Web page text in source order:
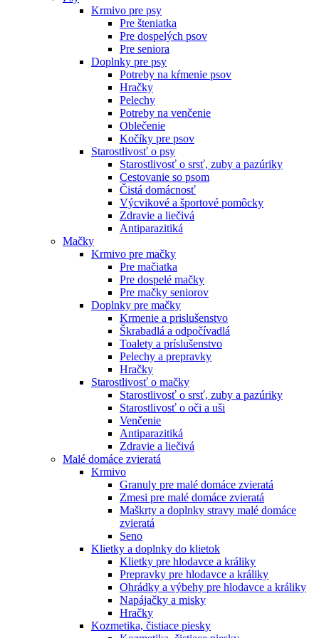
Krmivo pre psy
Pre šteniatka
Pre dospelých psov
Pre seniora
Doplnky pre psy
Potreby na kŕmenie psov
Hračky
Pelechy
Potreby na venčenie
Oblečenie
Kočíky pre psov
Starostlivosť o psy
Starostlivosť o srsť, zuby a pazúriky
Cestovanie so psom
Čistá domácnosť
Výcvikové a športové pomôcky
Zdravie a liečivá
Antiparazitiká
Mačky
Krmivo pre mačky
Pre mačiatka
Pre dospelé mačky
Pre mačky seniorov
Doplnky pre mačky
Krmenie a prislušenstvo
Škrabadlá a odpočívadlá
Toalety а príslušenstvo
Pelechy a prepravky
Hračky
Starostlivosť o mačky
Starostlivosť o srsť, zuby a pazúriky
Starostlivosť o oči a uši
Venčenie
Antiparazitiká
Zdravie a liečivá
Malé domáce zvieratá
Krmivo
Granuly pre malé domáce zvieratá
Zmesi pre malé domáce zvieratá
Maškrty a doplnky stravy malé domáce
zvieratá
Seno
Klietky a doplnky do klietok
Klietky pre hlodavce a králiky
Prepravky pre hlodavce a králiky
Ohrádky a výbehy pre hlodavce a králiky
Napájačky a misky
Hračky
Kozmetika, čistiace piesky